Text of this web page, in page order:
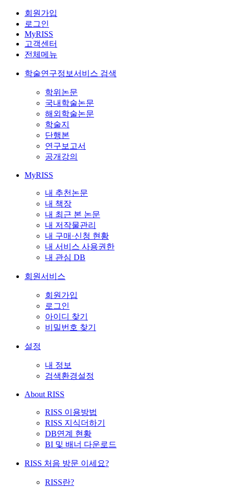
회원가입
로그인
MyRISS
고객센터
전체메뉴
학술연구정보서비스 검색
학위논문
국내학술논문
해외학술논문
학술지
단행본
연구보고서
공개강의
MyRISS
내 추천논문
내 책장
내 최근 본 논문
내 저작물관리
내 구매·신청 현황
내 서비스 사용권한
내 관심 DB
회원서비스
회원가입
로그인
아이디 찾기
비밀번호 찾기
설정
내 정보
검색환경설정
About RISS
RISS 이용방법
RISS 지식더하기
DB연계 현황
BI 및 배너 다운로드
RISS 처음 방문 이세요?
RISS란?